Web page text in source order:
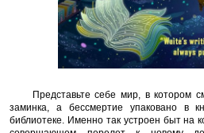
Представьте себе мир, в котором
заминка, а бессмертие упаковано в
библиотеке. Именно так устроен быт на